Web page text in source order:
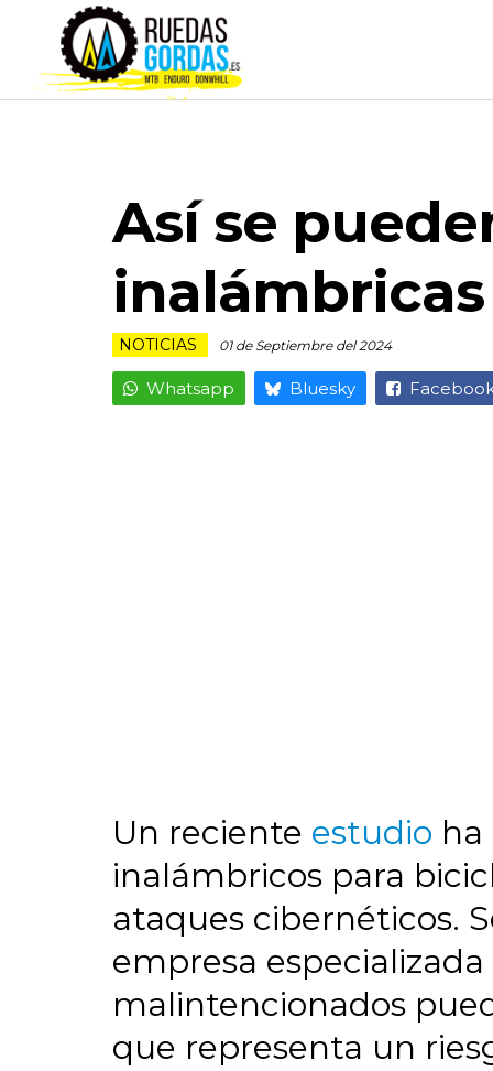
Así se
NOTICIAS 01 de Septiembre del 2024
Whatsapp Bluesky
Un reciente estudio ha
inalámbricos para
ataques cibernéticos.
empresa
malintencionados
que representa un